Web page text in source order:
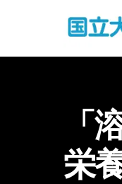
「
栄